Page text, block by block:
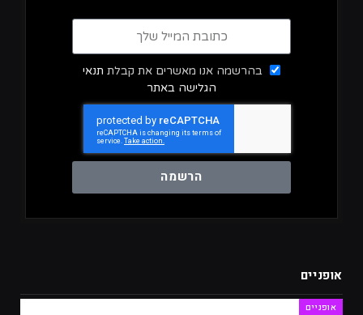
בהרשמה אנו מאשרים את קבלת תנאי
הגלישה באתר
הרשמה
אופניים
אופניים